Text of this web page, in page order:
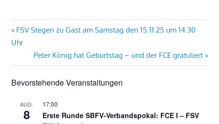
Beitragsnavigation
Vorheriger
Beitrag:
FSV Stegen zu Gast am Samstag den 15.11.25 um 14:30
Uhr
Nächster
Beitrag:
Peter König hat Geburtstag – und der FCE gratuliert
Bevorstehende Veranstaltungen
AUG.
8
17:00
Erste Runde SBFV-Verbandspokal: FCE I – FSV